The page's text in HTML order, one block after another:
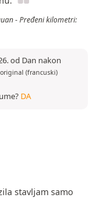
- Pređeni kilometri:
od Dan nakon
(francuski)
DA
stavljam samo